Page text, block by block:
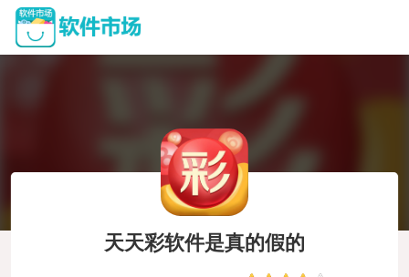
天天彩软件是真的假的